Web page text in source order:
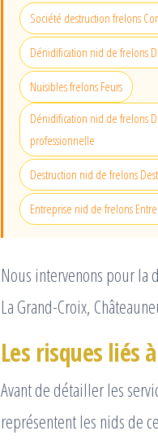
Société destruction frelons
Dénidification nid de frelons
Nuisibles frelons Feurs
Dénidification nid de frelons
professionnelle
Destruction nid de frelons
Entreprise nid de frelons
Nous intervenons pour la
La Grand-Croix,
Les risques liés
Avant de détailler les
représentent les nids de